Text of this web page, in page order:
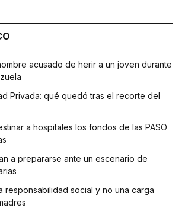
acusado de herir a un joven durante
Privada: qué quedó tras el recorte del
a hospitales los fondos de las PASO
a prepararse ante un escenario de
responsabilidad social y no una carga